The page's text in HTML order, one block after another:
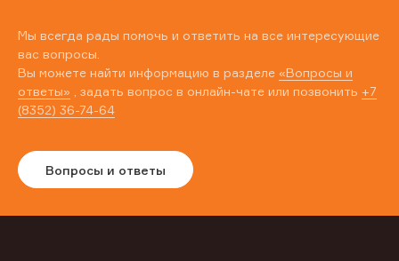
Мы всегда рады помочь и ответить на все интересующие
вас вопросы.
Вы можете найти информацию в разделе «Вопросы и
ответы» , задать вопрос в онлайн-чате или позвонить +7
(8352) 36-74-64
Вопросы и ответы